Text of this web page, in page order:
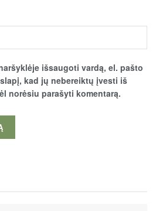
išsaugoti vardą, el. pašto
kad jų nebereiktų įvesti iš
norėsiu parašyti komentarą.